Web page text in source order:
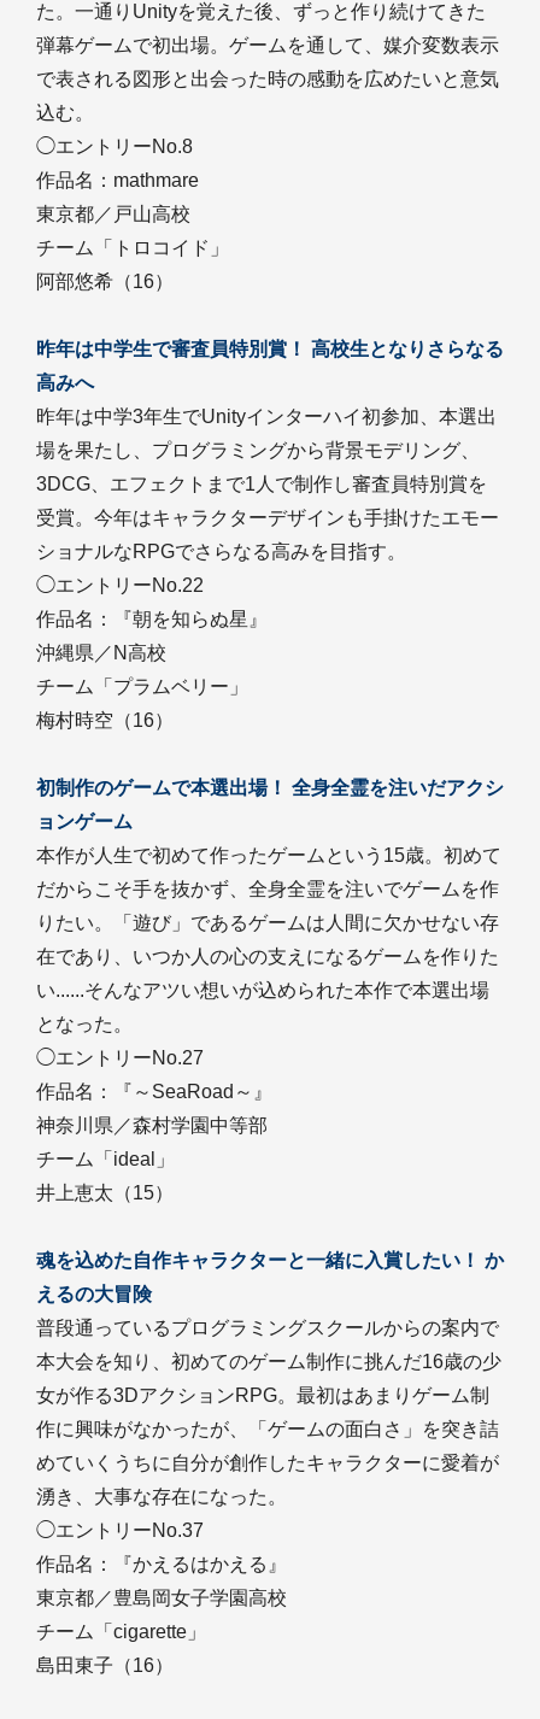
た。一通りUnityを覚えた後、ずっと作り続けてきた
弾幕ゲームで初出場。ゲームを通して、媒介変数表示
で表される図形と出会った時の感動を広めたいと意気
込む。
◯エントリーNo.8
作品名：mathmare
東京都／戸山高校
チーム「トロコイド」
阿部悠希（16）
昨年は中学生で審査員特別賞！ 高校生となりさらなる
高みへ
昨年は中学3年生でUnityインターハイ初参加、本選出
場を果たし、プログラミングから背景モデリング、
3DCG、エフェクトまで1人で制作し審査員特別賞を
受賞。今年はキャラクターデザインも手掛けたエモー
ショナルなRPGでさらなる高みを目指す。
◯エントリーNo.22
作品名：『朝を知らぬ星』
沖縄県／N高校
チーム「プラムベリー」
梅村時空（16）
初制作のゲームで本選出場！ 全身全霊を注いだアクシ
ョンゲーム
本作が人生で初めて作ったゲームという15歳。初めて
だからこそ手を抜かず、全身全霊を注いでゲームを作
りたい。「遊び」であるゲームは人間に欠かせない存
在であり、いつか人の心の支えになるゲームを作りた
い......そんなアツい想いが込められた本作で本選出場
となった。
◯エントリーNo.27
作品名：『～SeaRoad～』
神奈川県／森村学園中等部
チーム「ideal」
井上恵太（15）
魂を込めた自作キャラクターと一緒に入賞したい！ か
えるの大冒険
普段通っているプログラミングスクールからの案内で
本大会を知り、初めてのゲーム制作に挑んだ16歳の少
女が作る3DアクションRPG。最初はあまりゲーム制
作に興味がなかったが、「ゲームの面白さ」を突き詰
めていくうちに自分が創作したキャラクターに愛着が
湧き、大事な存在になった。
◯エントリーNo.37
作品名：『かえるはかえる』
東京都／豊島岡女子学園高校
チーム「cigarette」
島田東子（16）